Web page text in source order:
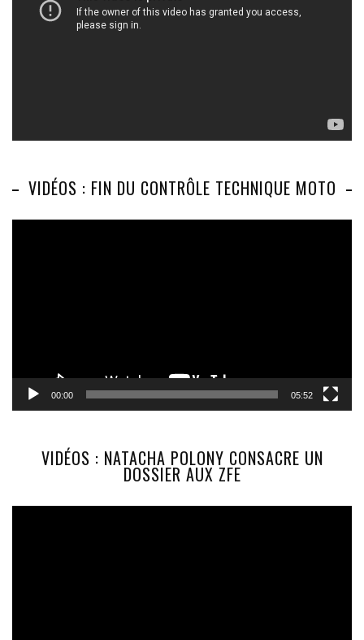
VIDÉOS : FIN DU CONTRÔLE TECHNIQUE MOTO
00:00 05:52
VIDÉOS : NATACHA POLONY CONSACRE UN
DOSSIER AUX ZFE